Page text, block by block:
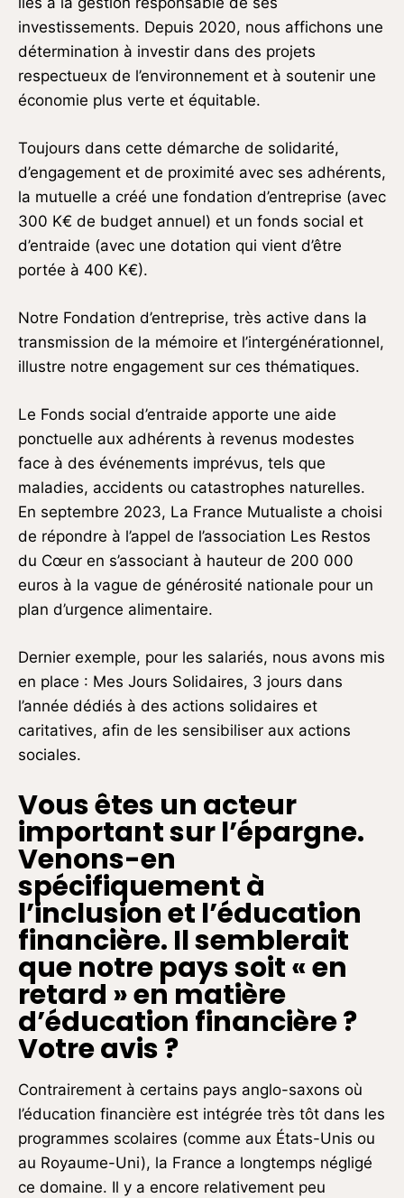
investissements. Depuis 2020, nous affichons une
détermination à investir dans des projets
respectueux de l’environnement et à soutenir une
économie plus verte et équitable.
Toujours dans cette démarche de solidarité,
d’engagement et de proximité avec ses adhérents,
la mutuelle a créé une fondation d’entreprise (avec
300 K€ de budget annuel) et un fonds social et
d’entraide (avec une dotation qui vient d’être
portée à 400 K€).
Notre Fondation d’entreprise, très active dans la
transmission de la mémoire et l’intergénérationnel,
illustre notre engagement sur ces thématiques.
Le Fonds social d’entraide apporte une aide
ponctuelle aux adhérents à revenus modestes
face à des événements imprévus, tels que
maladies, accidents ou catastrophes naturelles.
En septembre 2023, La France Mutualiste a choisi
de répondre à l’appel de l’association Les Restos
du Cœur en s’associant à hauteur de 200 000
euros à la vague de générosité nationale pour un
plan d’urgence alimentaire.
Dernier exemple, pour les salariés, nous avons mis
en place : Mes Jours Solidaires, 3 jours dans
l’année dédiés à des actions solidaires et
caritatives, afin de les sensibiliser aux actions
sociales.
Vous êtes un acteur
important sur l’épargne.
Venons-en
spécifiquement à
l’inclusion et l’éducation
financière. Il semblerait
que notre pays soit « en
retard » en matière
d’éducation financière ?
Votre avis ?
Contrairement à certains pays anglo-saxons où
l’éducation financière est intégrée très tôt dans les
programmes scolaires (comme aux États-Unis ou
au Royaume-Uni), la France a longtemps négligé
ce domaine. Il y a encore relativement peu